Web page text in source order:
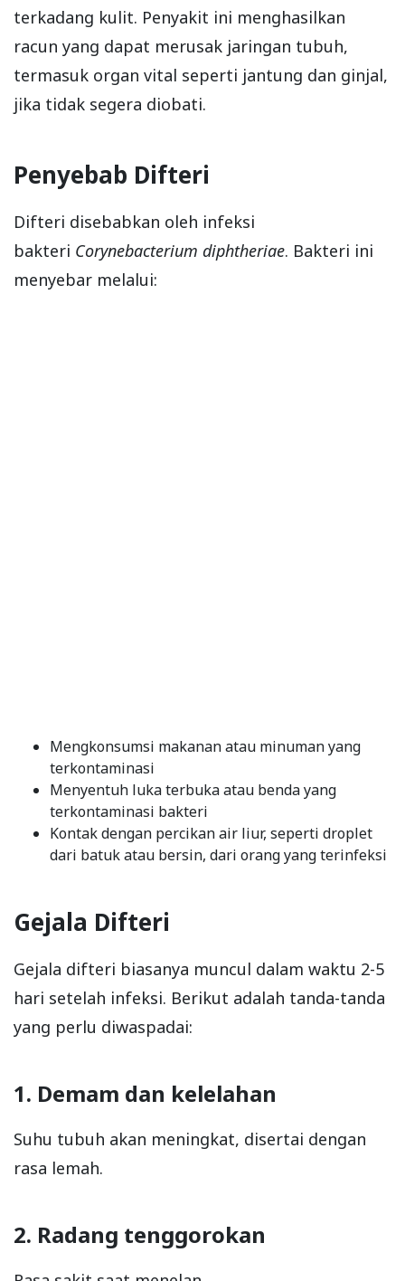
terkadang kulit. Penyakit ini menghasilkan
racun yang dapat merusak jaringan tubuh,
termasuk organ vital seperti jantung dan ginjal,
jika tidak segera diobati.
Penyebab Difteri
Difteri disebabkan oleh infeksi
bakteri Corynebacterium diphtheriae. Bakteri ini
menyebar melalui:
Mengkonsumsi makanan atau minuman yang
terkontaminasi
Menyentuh luka terbuka atau benda yang
terkontaminasi bakteri
Kontak dengan percikan air liur, seperti droplet
dari batuk atau bersin, dari orang yang terinfeksi
Gejala Difteri
Gejala difteri biasanya muncul dalam waktu 2-5
hari setelah infeksi. Berikut adalah tanda-tanda
yang perlu diwaspadai:
1. Demam dan kelelahan
Suhu tubuh akan meningkat, disertai dengan
rasa lemah.
2. Radang tenggorokan